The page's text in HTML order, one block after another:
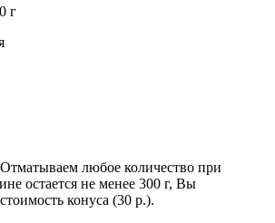
г
Отматываем любое количество при
остается не менее 300 г, Вы
конуса (30 р.).